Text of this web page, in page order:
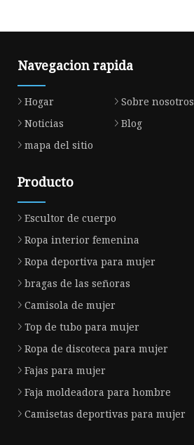
Navegacion rapida
Hogar Sobre nosotros
Noticias
Blog
mapa del sitio
Producto
Escultor de cuerpo
Ropa interior femenina
Ropa deportiva para mujer
bragas de las señoras
Camisola de mujer
Top de tubo para mujer
Ropa de discoteca para mujer
Fajas para mujer
Faja moldeadora para hombre
Camisetas deportivas para mujer